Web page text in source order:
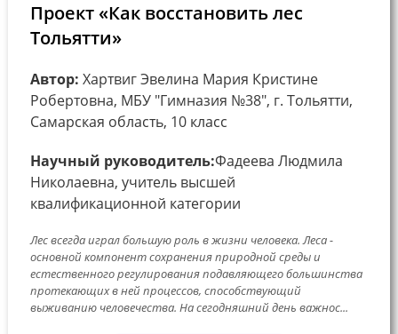
Проект «Как восстановить лес
Тольятти»
Автор: Хартвиг Эвелина Мария Кристине
Робертовна, МБУ "Гимназия №38", г. Тольятти,
Самарская область, 10 класс
Научный руководитель:Фадеева Людмила
Николаевна, учитель высшей
квалификационной категории
Лес всегда играл большую роль в жизни человека. Леса -
основной компонент сохранения природной среды и
естественного регулирования подавляющего большинства
протекающих в ней процессов, способствующий
выживанию человечества. На сегодняшний день важнос...